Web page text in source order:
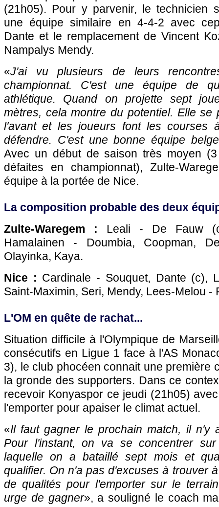
(21h05). Pour y parvenir, le technicien
une équipe similaire en 4-4-2 avec
Dante et le remplacement de Vincent
Nampalys Mendy.
«J'ai vu plusieurs de leurs
championnat. C'est une équipe de
athlétique. Quand on projette sept
mètres, cela montre du potentiel. Elle se
l'avant et les joueurs font les courses
défendre. C'est une bonne équipe belge
Avec un début de saison très moyen
défaites en championnat), Zulte-
équipe à la portée de Nice.
La composition probable des deux
Zulte-Waregem : Leali - De Fauw
Hamalainen - Doumbia, Coopman,
Olayinka, Kaya.
Nice : Cardinale - Souquet, Dante (c),
Saint-Maximin, Seri, Mendy, Lees-Melou -
L'OM en quête de rachat...
Situation difficile à l'Olympique de
consécutifs en Ligue 1 face à l'AS
3), le club phocéen connait une première
la gronde des supporters. Dans ce
recevoir Konyaspor ce jeudi (21h05)
l'emporter pour apaiser le climat actuel.
«Il faut gagner le prochain match, il n'y
Pour l'instant, on va se concentrer
laquelle on a bataillé sept mois et
qualifier. On n'a pas d'excuses à trouver
de qualités pour l'emporter sur le
urge de gagner», a souligné le coach